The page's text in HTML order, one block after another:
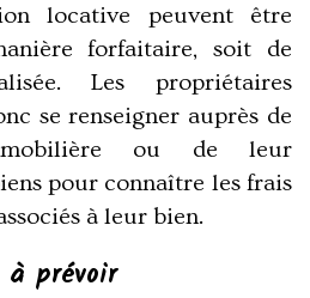
locative peuvent être
forfaitaire, soit de
Les propriétaires
se renseigner auprès de
ou de leur
pour connaître les frais
à leur bien.
prévoir